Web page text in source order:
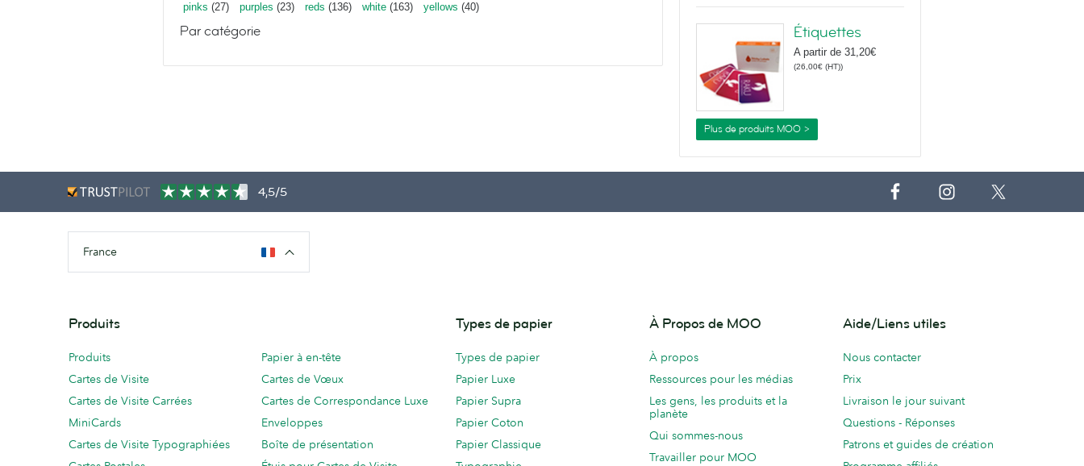
pinks (27) purples (23) reds (136) white (163) yellows (40)
Par catégorie Étiquettes
A partir de 31,20€
(26,00€ (HT))
Plus de produits MOO >
4,5/5
France
Produits
Produits
Cartes de Visite
Cartes de Visite Carrées
MiniCards
Cartes de Visite Typographiées
Papier à en-tête
Cartes de Vœux
Cartes de Correspondance Luxe
Enveloppes
Boîte de présentation
Types de papier
Types de papier
Papier Luxe
Papier Supra
Papier Coton
Papier Classique
À Propos de MOO
À propos
Ressources pour les médias
Les gens, les produits et la
planète
Qui sommes-nous
Travailler pour MOO
Aide/Liens utiles
Nous contacter
Prix
Livraison le jour suivant
Questions - Réponses
Patrons et guides de création